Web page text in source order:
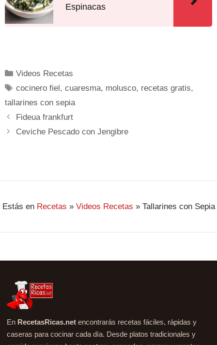
Espinacas
Videos Recetas
cocinero fiel,cuaresma, molusco, recetas gratis,
tallarines con sepia
Fideua frankfurt
Ceviche Pescado con Jengibre
Estás en Recetas » Videos Recetas » Tallarines con Sepia
En RecetasRicas.net encontrarás recetas fáciles, rápidas y
caseras para cocinar cada día. Desde platos tradicionales y